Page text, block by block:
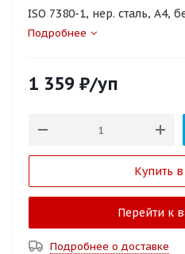
ISO 7380-1, нер. сталь, A4,
Подробнее
1 359 ₽/уп
Купить
Перейти к
Подробнее о доставке